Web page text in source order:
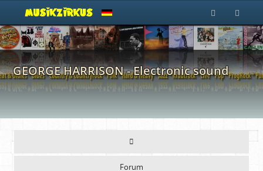
GEORGE HARRISON - Electronic sound
Forum